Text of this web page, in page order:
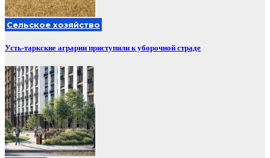
Сельское хозяйство
Усть-таркские аграрии приступили к уборочной страде